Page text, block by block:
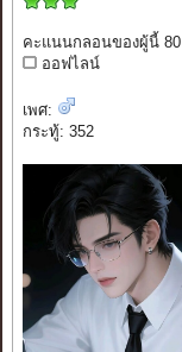
คะแนนกลอนของผู้นี้ 80
ออฟไลน์
เพศ:
กระทู้: 352